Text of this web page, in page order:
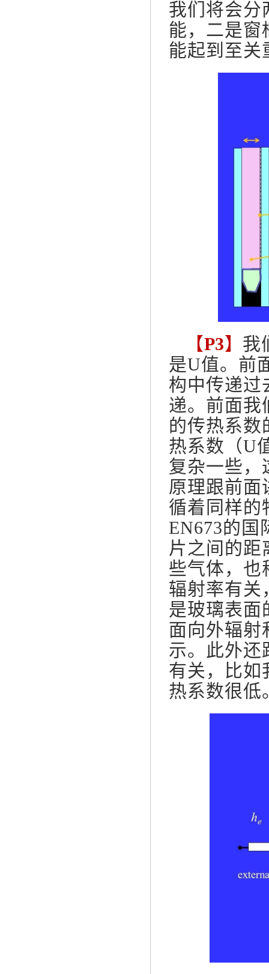
我们将会分
能，二是窗
能起到至关
【P3】 我
是U值。前
构中传递过
递。前面我
的传热系数
热系数（U
复杂一些，
原理跟前面
循着同样的
EN673的国
片之间的距
些气体，也
辐射率有关
是玻璃表面
面向外辐射
示。此外还
有关，比如
热系数很低